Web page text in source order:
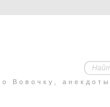
Вовочку,